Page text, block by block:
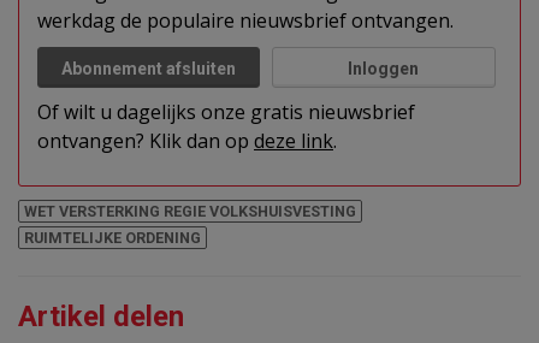
werkdag de populaire nieuwsbrief ontvangen.
Abonnement afsluiten Inloggen
Of wilt u dagelijks onze gratis nieuwsbrief
ontvangen? Klik dan op deze link.
WET VERSTERKING REGIE VOLKSHUISVESTING
RUIMTELIJKE ORDENING
Artikel delen